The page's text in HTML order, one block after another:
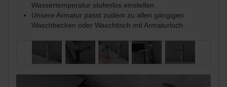
Wassertemperatur stufenlos einstellen
Unsere Armatur passt zudem zu allen gängigen
Waschbecken oder Waschtisch mit Armaturloch